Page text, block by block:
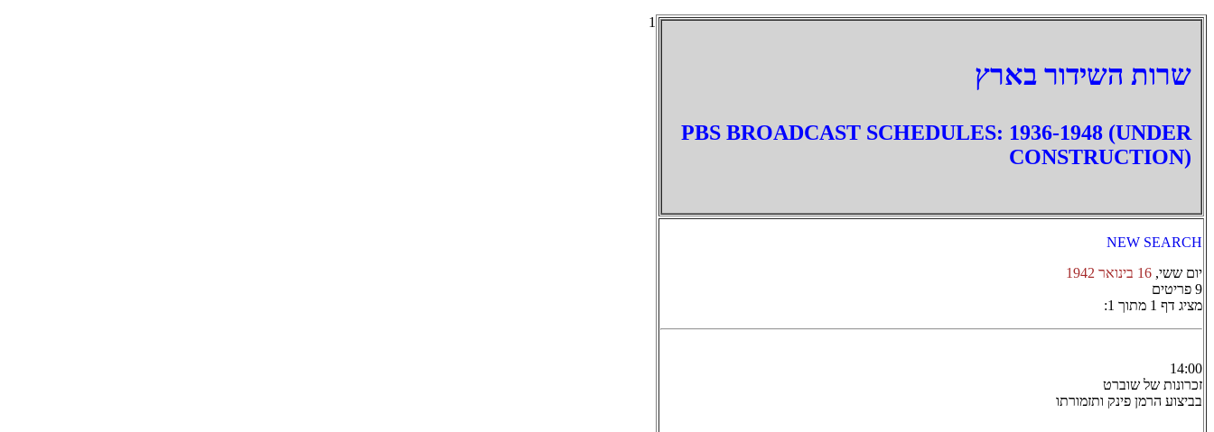
‏שרות השידור בארץ
PBS BROADCAST SCHEDULES: 1936-1948 (UNDER
CONSTRUCTION)
NEW SEARCH
יום ששי, 16 בינואר 1942
9 פריטים
מציג דף 1 מתוך 1:
14:00
זכרונות של שוברט
בביצוע הרמן פינק ותזמורתו
1